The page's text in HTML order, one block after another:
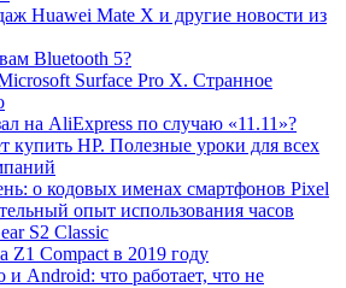
Huawei Mate X и другие новости из
Bluetooth 5?
Surface Pro X. Странное
на AliExpress по случаю «11.11»?
купить HP. Полезные уроки для всех
о кодовых именах смартфонов Pixel
опыт использования часов
S2 Classic
Z1 Compact в 2019 году
и Android: что работает, что не